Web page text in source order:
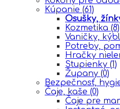
Kúpanie (61)
Osušky,
Kozmetika (8)
Vaničky,
Potreby,
Hračky
Stupienky (1)
Župany (0)
Bezpečnosť,
Čaje, kaše (0)
Čaje pre